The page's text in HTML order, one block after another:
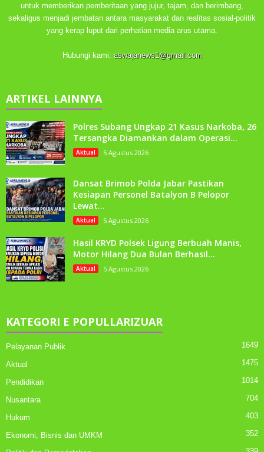
untuk memberikan pemberitaan yang jujur, tajam, dan berimbang,
sekaligus menjadi jembatan antara masyarakat dan realitas sosial-politik
yang kerap luput dari perhatian media arus utama.
Hubungi kami: aswajanews1@gmail.com
ARTIKEL LAINNYA
Polres Subang Ungkap 21 Kasus Narkoba, 26
Tersangka Diamankan dalam Operasi...
Aktual 5 Agustus 2026
Dansat Brimob Polda Jabar Pastikan
Kesiapan Personel Batalyon B Pelopor
Lewat...
Aktual 5 Agustus 2026
Hasil KRYD Polsek Ligung Berbuah Manis,
Motor Hilang Dua Bulan Berhasil...
Aktual 5 Agustus 2026
KATEGORI E POPULLARIZUAR
Pelayanan Publik 1649
Aktual 1475
Pendidikan 1014
Nusantara 704
Hukum 403
Ekonomi, Bisnis dan UMKM 352